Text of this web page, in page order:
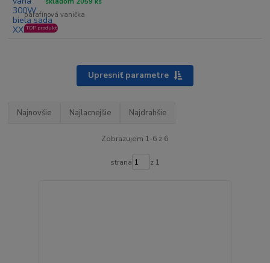
parafínová vanička
TOP produkt
Upresniť parametre
Najnovšie Najlacnejšie Najdrahšie
Zobrazujem 1-6 z 6
strana z 1